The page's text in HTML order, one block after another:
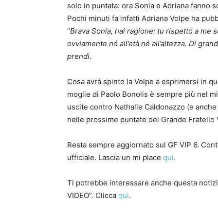
solo in puntata: ora Sonia e Adriana fanno
Pochi minuti fa infatti Adriana Volpe ha
“Brava Sonia, hai ragione: tu rispetto a
ovviamente né all’età né all’altezza. Di
prendi.
Cosa avrà spinto la Volpe a esprimersi in
moglie di Paolo Bonolis è sempre più nel
uscite contro Nathalie Caldonazzo (e
nelle prossime puntate del Grande Fratello
Resta sempre aggiornato sul GF VIP 6.
ufficiale. Lascia un mi piace qui.
Ti potrebbe interessare anche questa
VIDEO”. Clicca qui.